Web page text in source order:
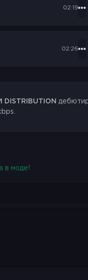
02:19
02:26
DISTRIBUTION
в моде!